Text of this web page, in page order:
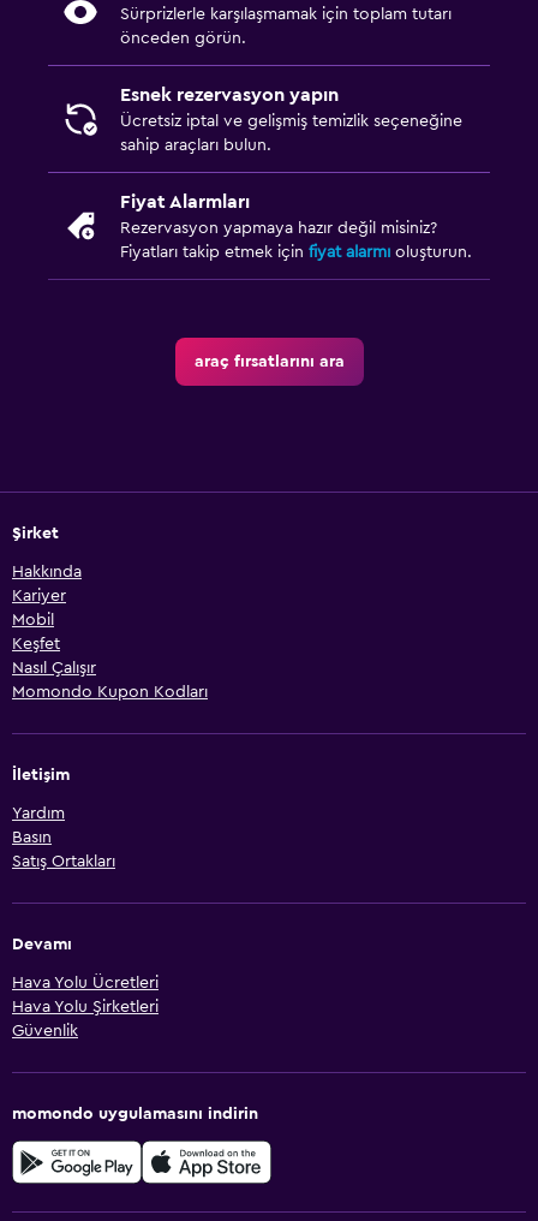
Sürprizlerle karşılaşmamak için toplam tutarı
önceden görün.
Esnek rezervasyon yapın
Ücretsiz iptal ve gelişmiş temizlik seçeneğine
sahip araçları bulun.
Fiyat Alarmları
Rezervasyon yapmaya hazır değil misiniz?
Fiyatları takip etmek için fiyat alarmı oluşturun.
araç fırsatlarını ara
Şirket
Hakkında
Kariyer
Mobil
Keşfet
Nasıl Çalışır
Momondo Kupon Kodları
İletişim
Yardım
Basın
Satış Ortakları
Devamı
Hava Yolu Ücretleri
Hava Yolu Şirketleri
Güvenlik
momondo uygulamasını indirin